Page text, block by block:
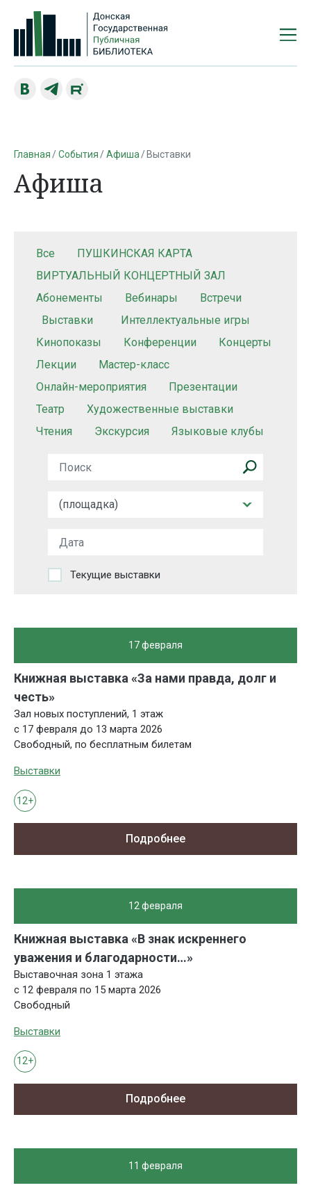
Главная События Афиша Выставки
Афиша
Все
ПУШКИНСКАЯ КАРТА
ВИРТУАЛЬНЫЙ КОНЦЕРТНЫЙ ЗАЛ
Абонементы
Вебинары
Встречи
Выставки
Интеллектуальные игры
Кинопоказы
Конференции
Концерты
Лекции
Мастер-класс
Онлайн-мероприятия
Презентации
Театр
Художественные выставки
Чтения
Экскурсия Языковые клубы
Текущие выставки
17 февраля
Книжная выставка «За нами правда, долг и
честь»
Зал новых поступлений, 1 этаж
с 17 февраля до 13 марта 2026
Свободный, по бесплатным билетам
Выставки
12+
Подробнее
12 февраля
Книжная выставка «В знак искреннего
уважения и благодарности…»
Выставочная зона 1 этажа
с 12 февраля по 15 марта 2026
Свободный
Выставки
12+
Подробнее
11 февраля